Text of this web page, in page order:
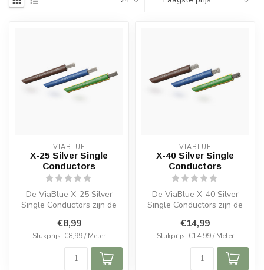
VIABLUE
X-25 Silver Single
Conductors
De ViaBlue X-25 Silver
Single Conductors zijn de
hoogwaardige ...
€8,99
Stukprijs: €8,99 / Meter
VIABLUE
X-40 Silver Single
Conductors
De ViaBlue X-40 Silver
Single Conductors zijn de
be...
€14,99
Stukprijs: €14,99 / Meter